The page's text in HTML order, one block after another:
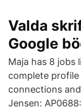
Valda
Google
Maja has 8 jobs
complete profile
connections
Jensen: